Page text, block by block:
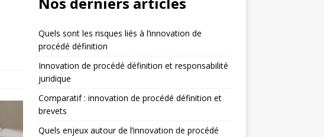
Quels sont les risques liés à l’innovation de
procédé définition
Innovation de procédé définition et responsabilité
juridique
Comparatif : innovation de procédé définition et
brevets
Quels enjeux autour de l’innovation de procédé